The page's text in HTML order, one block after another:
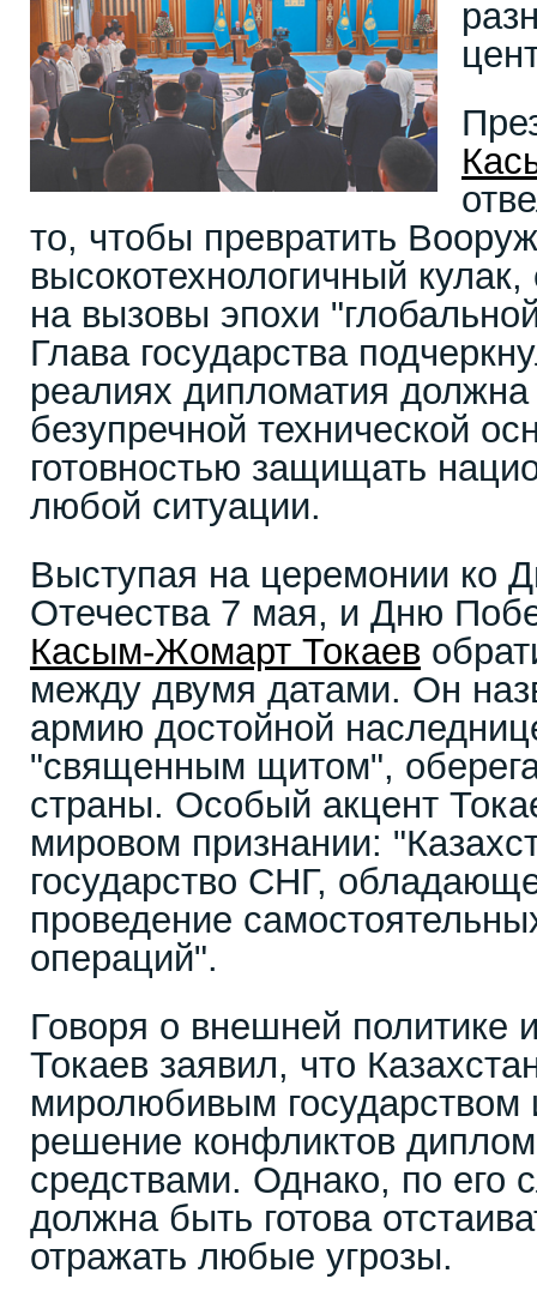
то, чтобы превратить
высокотехнологичный
на вызовы эпохи
Глава государства
реалиях дипломатия должна
безупречной технической
готовностью защищать
любой ситуации.
Выступая на церемонии ко
Отечества 7 мая, и Дню
Касым-Жомарт Токаев
между двумя датами. Он
армию достойной
"священным щитом",
страны. Особый акцент
мировом признании:
государство СНГ,
проведение
операций".
Говоря о внешней политике
Токаев заявил, что
миролюбивым государством
решение конфликтов
средствами. Однако, по его
должна быть готова
отражать любые угрозы.